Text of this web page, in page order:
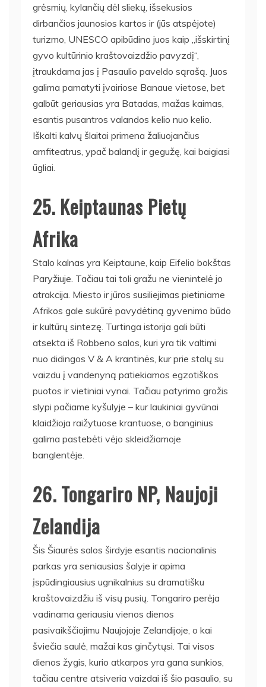
grėsmių, kylančių dėl sliekų, išsekusios
dirbančios jaunosios kartos ir (jūs atspėjote)
turizmo, UNESCO apibūdino juos kaip „išskirtinį
gyvo kultūrinio kraštovaizdžio pavyzdį“,
įtraukdama jas į Pasaulio paveldo sąrašą. Juos
galima pamatyti įvairiose Banaue vietose, bet
galbūt geriausias yra Batadas, mažas kaimas,
esantis pusantros valandos kelio nuo kelio.
Iškalti kalvų šlaitai primena žaliuojančius
amfiteatrus, ypač balandį ir gegužę, kai baigiasi
ūgliai.
25. Keiptaunas Pietų
Afrika
Stalo kalnas yra Keiptaune, kaip Eifelio bokštas
Paryžiuje. Tačiau tai toli gražu ne vienintelė jo
atrakcija. Miesto ir jūros susiliejimas pietiniame
Afrikos gale sukūrė pavydėtiną gyvenimo būdo
ir kultūrų sintezę. Turtinga istorija gali būti
atsekta iš Robbeno salos, kuri yra tik valtimi
nuo didingos V & A krantinės, kur prie stalų su
vaizdu į vandenyną patiekiamos egzotiškos
puotos ir vietiniai vynai. Tačiau patyrimo grožis
slypi pačiame kyšulyje – kur laukiniai gyvūnai
klaidžioja raižytuose krantuose, o banginius
galima pastebėti vėjo skleidžiamoje
banglentėje.
26. Tongariro NP, Naujoji
Zelandija
Šis Šiaurės salos širdyje esantis nacionalinis
parkas yra seniausias šalyje ir apima
įspūdingiausius ugnikalnius su dramatišku
kraštovaizdžiu iš visų pusių. Tongariro perėja
vadinama geriausiu vienos dienos
pasivaikščiojimu Naujojoje Zelandijoje, o kai
šviečia saulė, mažai kas ginčytųsi. Tai visos
dienos žygis, kurio atkarpos yra gana sunkios,
tačiau centre atsiveria vaizdai iš šio pasaulio, su